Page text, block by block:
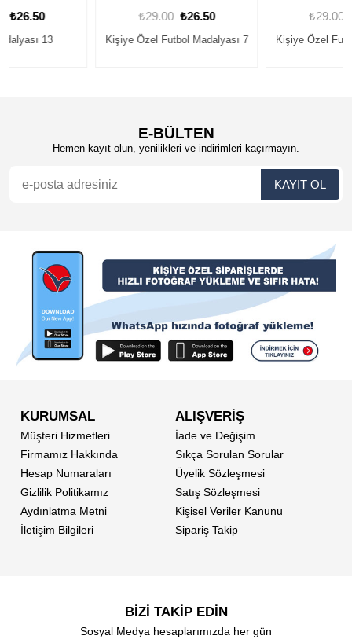
Kişiye Özel Futbol Madalyası 7 Kişiye Özel Futbol Madalyası 3
E-BÜLTEN
Hemen kayıt olun, yenilikleri ve indirimleri kaçırmayın.
KURUMSAL
Müşteri Hizmetleri
Firmamız Hakkında
Hesap Numaraları
Gizlilik Politikamız
Aydınlatma Metni
İletişim Bilgileri
ALIŞVERİŞ
İade ve Değişim
Sıkça Sorulan Sorular
Üyelik Sözleşmesi
Satış Sözleşmesi
Kişisel Veriler Kanunu
Sipariş Takip
BİZİ TAKİP EDİN
Sosyal Medya hesaplarımızda her gün